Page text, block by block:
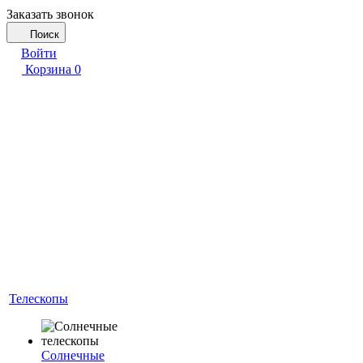
Заказать звонок
Поиск
Войти
Корзина 0
Телескопы
Солнечные